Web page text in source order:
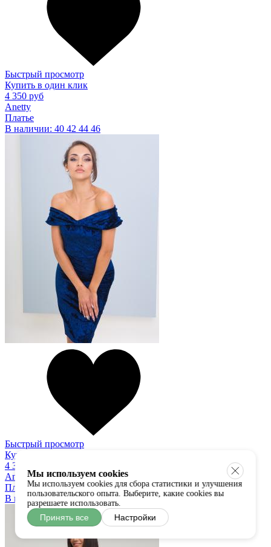
Быстрый просмотр
Купить в один клик
4 350 руб
Anetty
Платье
В наличии: 40 42 44 46
Быстрый просмотр
Купить в один клик
4 350 руб
Anetty
Платье
В наличии:40 42 44 46
Мы используем cookies
Мы используем cookies для сбора статистики и улучшения
пользовательского опыта. Выберите, какие cookies вы
разрешаете использовать.
Принять все Настройки